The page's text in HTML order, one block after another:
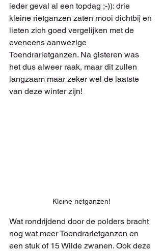
ieder geval al een topdag ;-)): drie
kleine rietganzen zaten mooi dichtbij en
lieten zich goed vergelijken met de
eveneens aanwezige
Toendrarietganzen. Na gisteren was
het dus alweer raak, maar dit zullen
langzaam maar zeker wel de laatste
van deze winter zijn!
Kleine rietganzen!
Wat rondrijdend door de polders bracht
nog wat meer Toendrarietganzen en
een stuk of 15 Wilde zwanen. Ook deze